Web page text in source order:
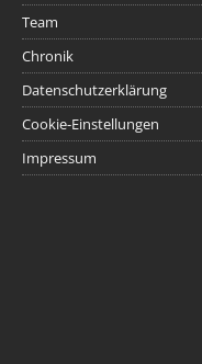
Team
Chronik
Datenschutzerklärung
Cookie-Einstellungen
Impressum